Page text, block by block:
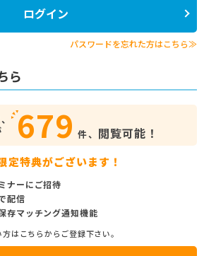
ログイン
パスワードを忘れた方はこちら≫
ら
679 件、 閲覧可能！
定特典がございます！
ナーにご招待
配信
存マッチング通知機能
はこちらからご登録下さい。